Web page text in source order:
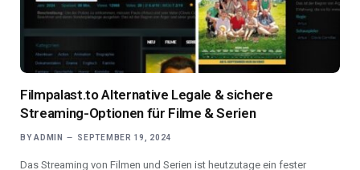
Filmpalast.to Alternative Legale & sichere
Streaming-Optionen für Filme & Serien
BY ADMIN SEPTEMBER 19, 2024
Das Streaming von Filmen und Serien ist heutzutage ein fester